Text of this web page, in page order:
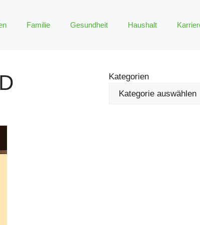
Familie Gesundheit Haushalt
Kategorien